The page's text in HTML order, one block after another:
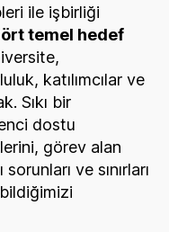
ile işbirliği
temel hedef
katılımcılar ve
Sıkı bir
dostu
görev alan
ve sınırları